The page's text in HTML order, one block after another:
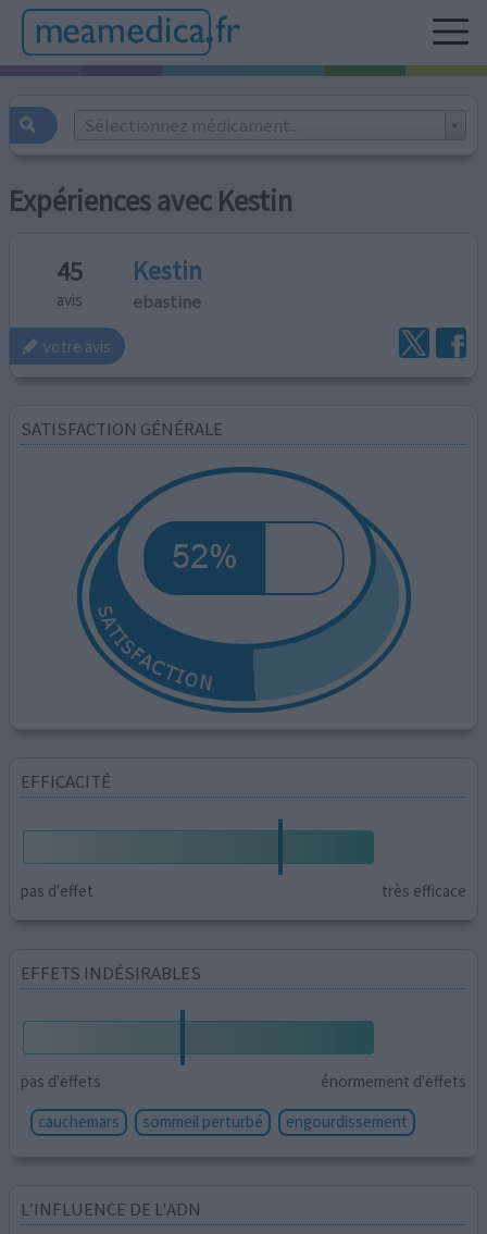
Sélectionnez médicament...
Expériences avec Kestin
45
avis
Kestin
ebastine
votre avis
SATISFACTION GÉNÉRALE
EFFICACITÉ
pas d'effet très efficace
EFFETS INDÉSIRABLES
pas d'effets
énormement d'effets
cauchemars
sommeil perturbé engourdissement
L’INFLUENCE DE L'ADN